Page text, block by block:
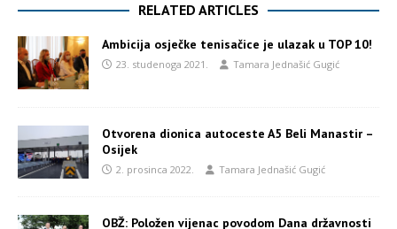
RELATED ARTICLES
Ambicija osječke tenisačice je ulazak u TOP 10!
23. studenoga 2021. Tamara Jednašić Gugić
Otvorena dionica autoceste A5 Beli Manastir –
Osijek
2. prosinca 2022. Tamara Jednašić Gugić
OBŽ: Položen vijenac povodom Dana državnosti